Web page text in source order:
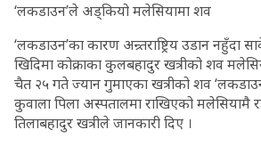
‘लकडाउन’ले अड्कियो मलेसियामा शव
‘लकडाउन’का कारण अन्र्तराष्ट्रिय उडान नहुँदा
खिदिमा कोक्राका कुलबहादुर खत्रीको शव
चैत २५ गते ज्यान गुमाएका खत्रीको शव
कुवाला पिला अस्पतालमा राखिएको मलेसियामै
तिलाबहादुर खत्रीले जानकारी दिए ।